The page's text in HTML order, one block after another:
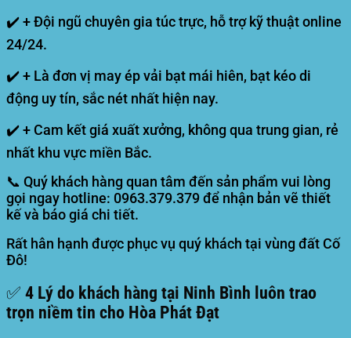
✔️ + Đội ngũ chuyên gia túc trực, hỗ trợ kỹ thuật online
24/24.
✔️ + Là đơn vị may ép vải bạt mái hiên, bạt kéo di
động uy tín, sắc nét nhất hiện nay.
✔️ + Cam kết giá xuất xưởng, không qua trung gian, rẻ
nhất khu vực miền Bắc.
📞 Quý khách hàng quan tâm đến sản phẩm vui lòng
gọi ngay hotline: 0963.379.379để nhận bản vẽ thiết
kế và báo giá chi tiết.
Rất hân hạnh được phục vụ quý khách tại vùng đất Cố
Đô!
✅ 4 Lý do khách hàng tại Ninh Bình luôn trao
trọn niềm tin cho Hòa Phát Đạt